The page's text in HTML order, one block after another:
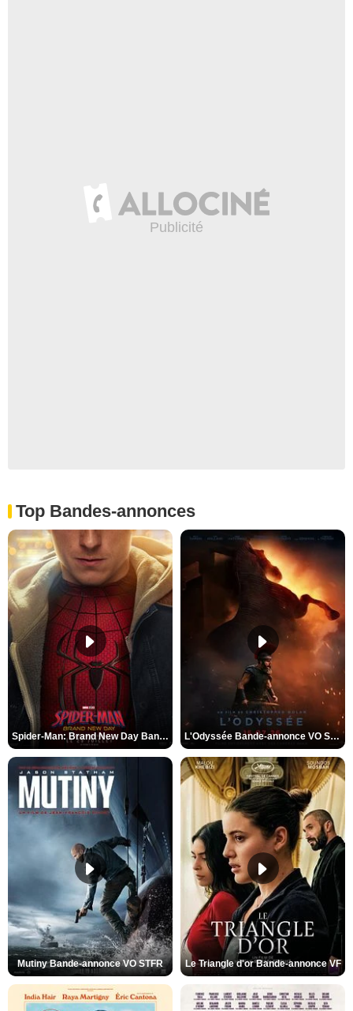
Top Bandes-annonces
Spider-Man: Brand New Day Bande-annonce VO STFR L'Odyssée Bande-annonce VO STFR
Mutiny Bande-annonce VO STFR Le Triangle d'or Bande-annonce VF